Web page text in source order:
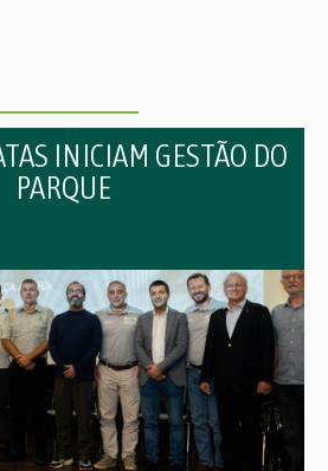
INICIAM GESTÃO DO
PARQUE